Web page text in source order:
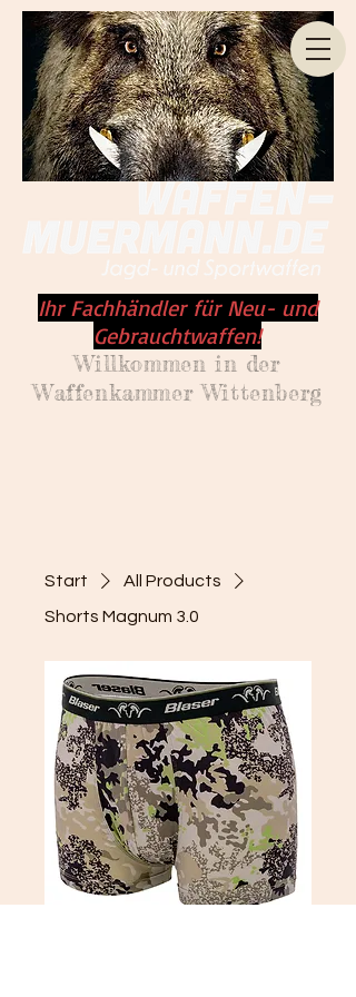
Ihr Fachhändler für Neu- und
Gebrauchtwaffen!
Willkommen in der
Waffenkammer Wittenberg
Start
All Products
Shorts Magnum 3.0